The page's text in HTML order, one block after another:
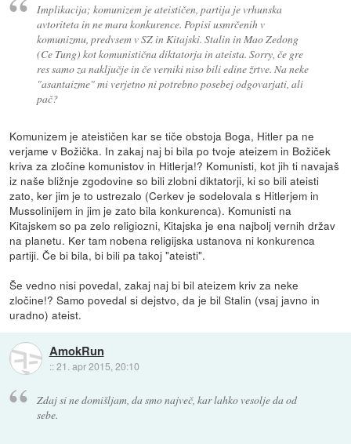
Implikacija; komunizem je ateističen, partija je vrhunska
avtoriteta in ne mara konkurence. Popisi usmrčenih v
komunizmu, predvsem v SZ in Kitajski. Stalin in Mao Zedong
(Ce Tung) kot komunistična diktatorja in ateista. Sorry, če gre
res samo za naključje in če verniki niso bili edine žrtve. Na neke
"asantaizme" mi verjetno ni potrebno posebej odgovarjati, ali
pač?
Komunizem je ateističen kar se tiče obstoja Boga, Hitler pa ne
verjame v Božička. In zakaj naj bi bila po tvoje ateizem in Božiček
kriva za zločine komunistov in Hitlerja!? Komunisti, kot jih ti navajaš
iz naše bližnje zgodovine so bili zlobni diktatorji, ki so bili ateisti
zato, ker jim je to ustrezalo (Cerkev je sodelovala s Hitlerjem in
Mussolinijem in jim je zato bila konkurenca). Komunisti na
Kitajskem so pa zelo religiozni, Kitajska je ena najbolj vernih držav
na planetu. Ker tam nobena religijska ustanova ni konkurenca
partiji. Če bi bila, bi bili pa takoj "ateisti".
Še vedno nisi povedal, zakaj naj bi bil ateizem kriv za neke
zločine!? Samo povedal si dejstvo, da je bil Stalin (vsaj javno in
uradno) ateist.
AmokRun
::21. apr 2015, 20:10
Zdaj si ne domišljam, da smo največ, kar lahko vesolje da od
sebe.